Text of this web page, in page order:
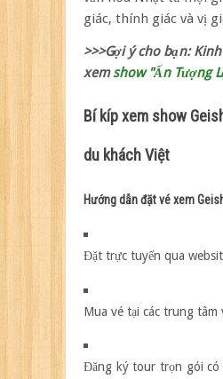
giác, thính giác và vị
>>>Gợi ý cho bạn:
xem show "Ấn Tượng
Bí kíp xem show
du khách Việt
Hướng dẫn đặt vé xem
Đặt trực tuyến qua
Mua vé tại các trung tâm
Đăng ký tour trọn gói có